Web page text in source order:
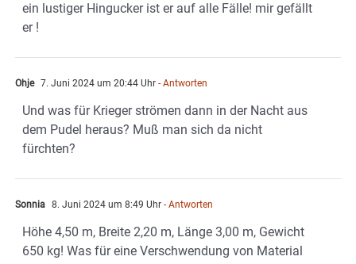
ein lustiger Hingucker ist er auf alle Fälle! mir gefällt
er !
Ohje 7. Juni 2024 um 20:44 Uhr - Antworten
Und was für Krieger strömen dann in der Nacht aus
dem Pudel heraus? Muß man sich da nicht
fürchten?
Sonnia 8. Juni 2024 um 8:49 Uhr - Antworten
Höhe 4,50 m, Breite 2,20 m, Länge 3,00 m, Gewicht
650 kg! Was für eine Verschwendung von Material